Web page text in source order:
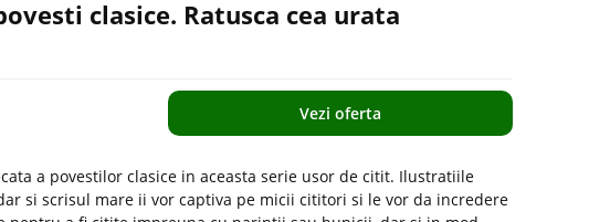
clasice. Ratusca cea urata
Vezi oferta
a povestilor clasice in aceasta serie usor de citit. Ilustratiile
si scrisul mare ii vor captiva pe micii cititori si le vor da incredere